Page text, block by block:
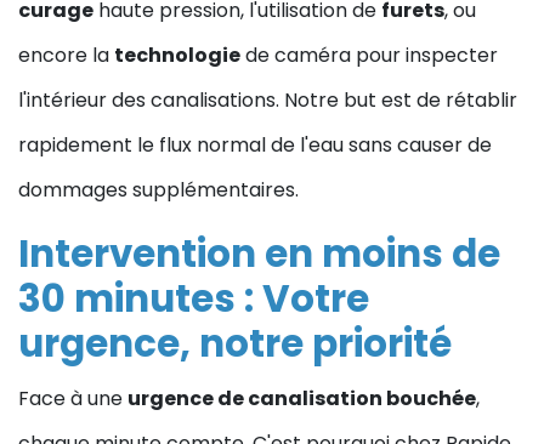
curage haute pression, l'utilisation de furets, ou
encore la technologiede caméra pour inspecter
l'intérieur des canalisations. Notre but est de rétablir
rapidement le flux normal de l'eau sans causer de
dommages supplémentaires.
Intervention en moins de
30 minutes : Votre
urgence, notre priorité
Face à une urgence de canalisation bouchée,